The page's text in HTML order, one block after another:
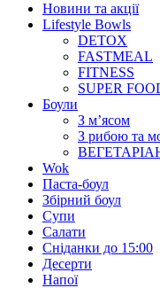
Новини та акції
Lifestyle Bowls
DETOX
FASTMEAL
FITNESS
SUPER
Боули
З м’ясом
З рибою та
Wok
Паста-боул
Збірний боул
Супи
Салати
Сніданки до 15:00
Десерти
Напої